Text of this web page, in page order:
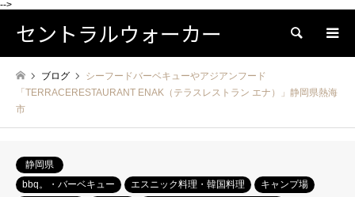
-->
セントラルウォーカー 検索
ブログ
シーフードバーベキューやアジアンフード
「TERRACERESTAURANT ENAK（テラスレストラン エナ）」静岡県熱海
市
静岡県
bbq。・バーベキュー
エスニック料理・韓国料理
キャンプ場